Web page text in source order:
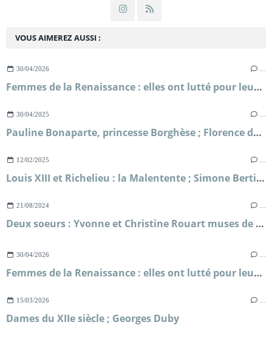
VOUS AIMEREZ AUSSI :
30/04/2026
Femmes de la Renaissance : elles ont lutté pour leur liberté ; Sylvie Le Clech
30/04/2025
Pauline Bonaparte, princesse Borghèse ; Florence de Baudus
12/02/2025
Louis XIII et Richelieu : la Malentente ; Simone Bertière
21/08/2024
Deux soeurs : Yvonne et Christine Rouart muses de l'impressionnisme ; Dominique Bona
30/04/2026
Femmes de la Renaissance : elles ont lutté pour leur liberté ; Sylvie Le Clech
15/03/2026
Dames du XIIe siècle ; Georges Duby